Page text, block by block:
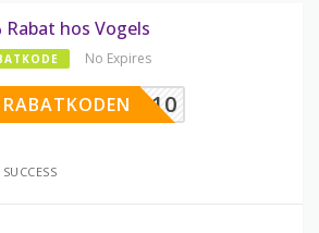
Rabat hos Vogels
No Expires
TDDK10
RABATKODEN